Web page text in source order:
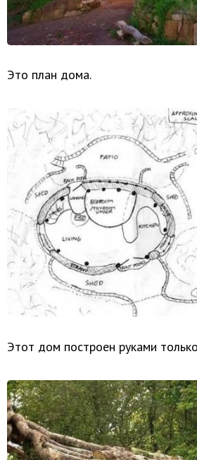
Это план дома.
Этот дом построен руками